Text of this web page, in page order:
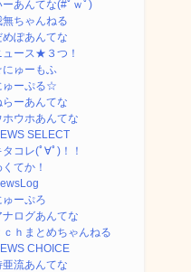
...
...
ーあんてな(#ﾟｗﾟ)
無ちゃんねる
めぽあんてな
ュース★３つ！
ゅーもふ
ゅーぷる☆
らーあんてな
ホウホあんてな
SELECT
タコレ(ﾟ∀ﾟ)！！
てか！
ゅーぷろ
ナログあんてな
ｃｈまとめちゃんねる
CHOICE
亜流あんてな